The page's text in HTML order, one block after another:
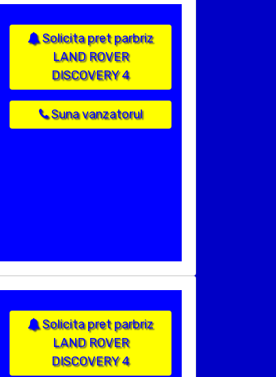
Solicita pret parbriz
LAND ROVER
DISCOVERY 4
Suna vanzatorul
Solicita pret parbriz
LAND ROVER
DISCOVERY 4